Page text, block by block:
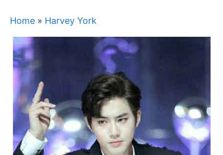
Home » Harvey York